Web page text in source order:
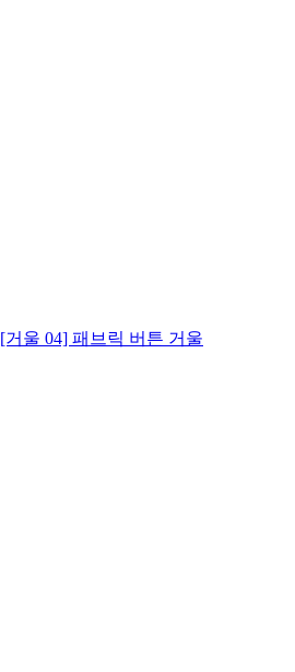
[거울 04] 패브릭 버튼 거울